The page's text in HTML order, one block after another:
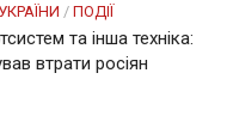
/ ПОДІЇ
та інша техніка:
втрати росіян